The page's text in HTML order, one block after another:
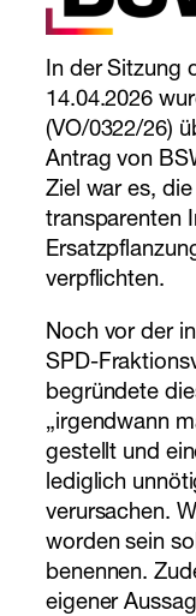
In der Sitzung
14.04.2026
(VO/0322/26)
Antrag von
Ziel war es,
transparenten
verpflichten.
Noch vor der
SPD-
begründete
„irgendwann
gestellt und
lediglich
verursachen.
worden sein
benennen.
eigener